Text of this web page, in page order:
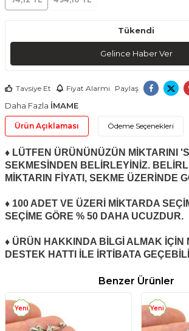
Tükendi
Gelince Haber Ver
Tavsiye Et Fiyat Alarmı Paylaş
Daha Fazla İMAME
Ürün Açıklaması Ödeme Seçenekleri
♦ LÜTFEN ÜRÜNÜNÜZÜN MİKTARINI
SEKMESİNDEN BELİRLEYİNİZ.
MİKTARIN FİYATI, SEKME ÜZERİNDE
♦ 100 ADET VE ÜZERİ MİKTARDA
SEÇİME GÖRE % 50 DAHA UCUZDUR.
♦ ÜRÜN HAKKINDA BİLGİ ALMAK İÇİN
DESTEK HATTI İLE İRTİBATA
Benzer Ürünler
Yeni Yeni